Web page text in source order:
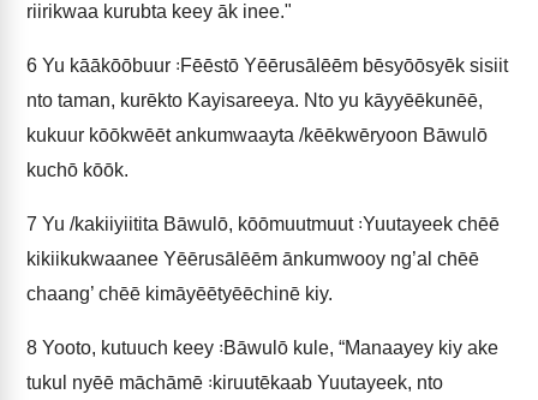
riirikwaa kurubta keey āk inee."
6 Yu kāākōōbuur ꞉Fēēstō Yēērusālēēm bēsyōōsyēk sisiit
nto taman, kurēkto Kayisareeya. Nto yu kāyyēēkunēē,
kukuur kōōkwēēt ankumwaayta /kēēkwēryoon Bāwulō
kuchō kōōk.
7 Yu /kakiiyiitita Bāwulō, kōōmuutmuut ꞉Yuutayeek chēē
kikiikukwaanee Yēērusālēēm ānkumwooy ng’al chēē
chaang’ chēē kimāyēētyēēchinē kiy.
8 Yooto, kutuuch keey ꞉Bāwulō kule, “Manaayey kiy ake
tukul nyēē māchāmē ꞉kiruutēkaab Yuutayeek, nto